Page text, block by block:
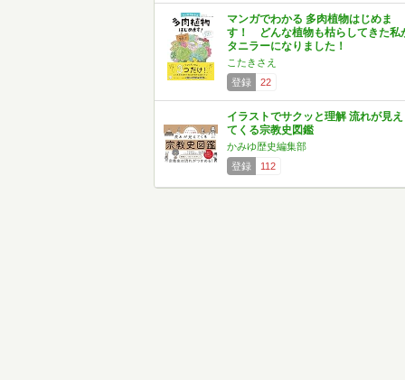
マンガでわかる 多肉植物はじめま
す！ どんな植物も枯らしてきた私
タニラーになりました！
こたきさえ
登録
22
イラストでサクッと理解 流れが見え
てくる宗教史図鑑
かみゆ歴史編集部
登録
112